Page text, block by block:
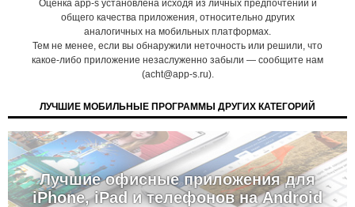
Оценка app-s установлена исходя из личных предпочтений и
общего качества приложения, относительно других
аналогичных на мобильных платформах.
Тем не менее, если вы обнаружили неточность или решили, что
какое-либо приложение незаслуженно забыли — сообщите нам
(acht@app-s.ru).
ЛУЧШИЕ МОБИЛЬНЫЕ ПРОГРАММЫ ДРУГИХ КАТЕГОРИЙ
Лучшие офисные приложения для
iPhone, iPad и телефонов на Android